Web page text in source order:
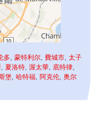
多 蒙特利尔 費城市 太子
夏洛特 渥太華 底特律
堡 哈特福 阿克伦 奥尔